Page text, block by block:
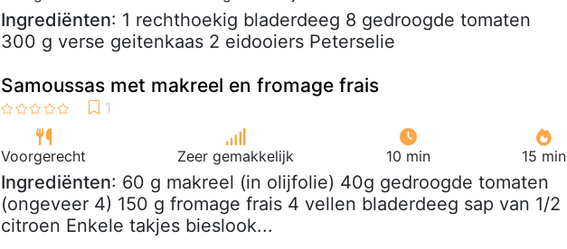
Ingrediënten: 1 rechthoekig bladerdeeg 8 gedroogde tomaten
300 g verse geitenkaas 2 eidooiers Peterselie
Samoussas met makreel en fromage frais
Voorgerecht Zeer gemakkelijk 10 min 15 min
Ingrediënten: 60 g makreel (in olijfolie) 40g gedroogde tomaten
(ongeveer 4) 150 g fromage frais 4 vellen bladerdeeg sap van 1/2
citroen Enkele takjes bieslook...